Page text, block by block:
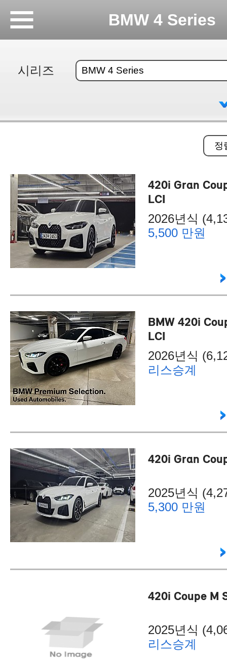
BMW 4 Series
시리즈
420i Gran
LCI
2026년식
5,500 만원
BMW 420i
LCI
2026년식
리스승계
420i Gran
2025년식
5,300 만원
420i Coupe M
2025년식
리스승계